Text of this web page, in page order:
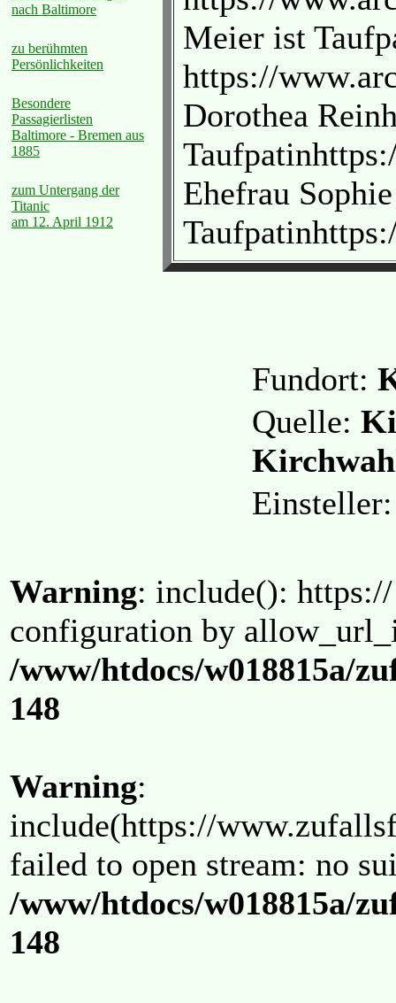
nach Baltimore
zu berühmten
Persönlichkeiten
Besondere
Passagierlisten
Baltimore - Bremen aus
1885
zum Untergang der
Titanic
am 12. April 1912
Meier ist
https://
Dorothea
Ehefrau
Fundort:
Quelle:
Warning: include():
configuration by
/www/htdocs/w018815a/
148
Warning:
include(https://
failed to open stream: no
/www/htdocs/w018815a/
148